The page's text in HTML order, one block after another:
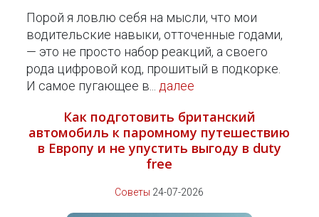
Порой я ловлю себя на мысли, что мои
водительские навыки, отточенные годами,
— это не просто набор реакций, а своего
рода цифровой код, прошитый в подкорке.
И самое пугающее в... далее
Как подготовить британский
автомобиль к паромному путешествию
в Европу и не упустить выгоду в duty
free
Советы 24-07-2026